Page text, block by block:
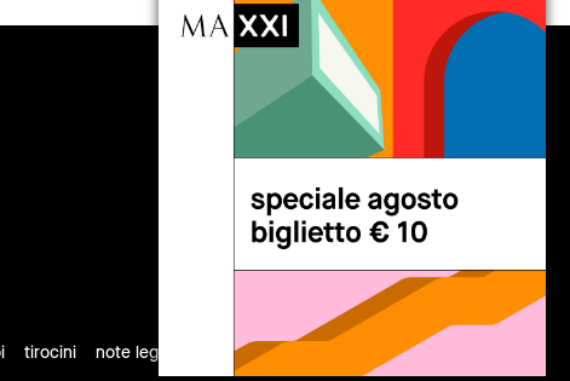
seguici
tirocini note legali privacy cookies sitemap